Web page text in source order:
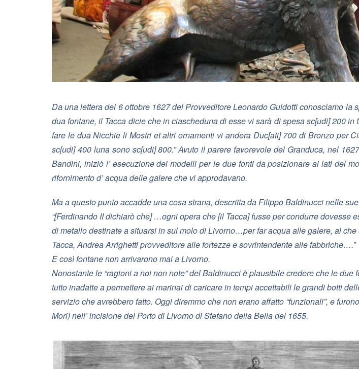
Da una lettera del 6 ottobre 1627 del Provveditore Leonardo Guidotti conosciamo la
dua fontane, il Tacca dicie che in ciascheduna di esse vi sarà di spesa sc[udi] 200
fare le dua Nicchie li Mostri et altri ornamenti vi andera Duc[ati] 700 di Bronzo per
sc[udi] 400 luna sono sc[udi] 800.”Avuto il parere favorevole del Granduca, nel
Bandini, iniziò l’ esecuzione dei modelli per le due fonti da posizionare ai lati del
rifornimento d’ acqua delle galere che vi approdavano.
Ma a questo punto accadde una cosa strana, descritta da Filippo Baldinucci nelle
“[Ferdinando II dichiarò che] …ogni opera che [il Tacca] fusse per condurre
di metallo destinate a situarsi in sul molo di Livorno…per far acqua alle galere, al
Tacca, Andrea Arrighetti provveditore alle fortezze e sovrintendente alle fabbriche….”
E così fontane non arrivarono mai a Livorno.
Nonostante le “ragioni a noi non note” del Baldinucci è plausibile credere che le
tutto inadatte a permettere ai marinai di caricare in tempi accettabili le grandi botti
servizio che avrebbero fatto. Oggi diremmo che non erano affatto “funzionali”, e
Mori) nell’ incisione del Porto di Livorno di Stefano della Bella del 1655.